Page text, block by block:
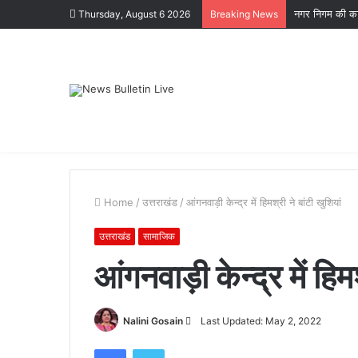
Thursday, August 6 2026 Breaking News नगर निगम की
Home / उत्तराखंड / आंगनवाड़ी केन्‍द्र में हिमश्री ने बांटी खुशियां
उत्तराखंड सामाजिक
आंगनवाड़ी केन्‍द्र में
Nalini Gosain
Send
Last Updated: May 2, 2022
FacebookTwitter
के
मार्ग